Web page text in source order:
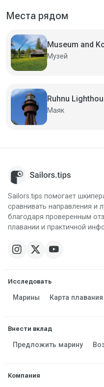
Места рядом
Museum and
Музей
Ruhnu
Маяк
Sailors.tips помогает
сравнивать направления и
благодаря проверенным
плавании и практичной
Исследовать
Марины Карта плавания
Внести вклад
Предложить марину
Компания